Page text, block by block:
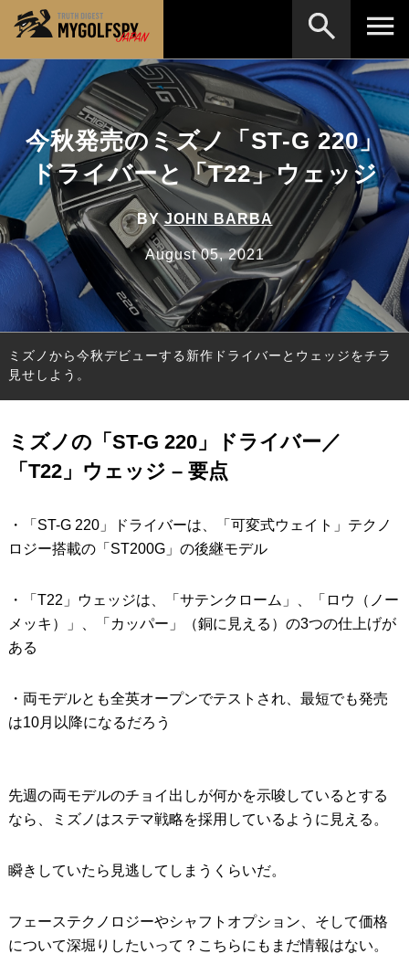
今秋発売のミズノ「ST-G 220」
ドライバーと「T22」ウェッジ
BYJOHN BARBA
August 05, 2021
ミズノから今秋デビューする新作ドライバーとウェッジをチラ
見せしよう。
ミズノの「ST-G 220」ドライバー／
「T22」ウェッジ – 要点
・「ST-G 220」ドライバーは、「可変式ウェイト」テクノ
ロジー搭載の「ST200G」の後継モデル
・「T22」ウェッジは、「サテンクローム」、「ロウ（ノー
メッキ）」、「カッパー」（銅に見える）の3つの仕上げが
ある
・両モデルとも全英オープンでテストされ、最短でも発売
は10月以降になるだろう
先週の両モデルのチョイ出しが何かを示唆しているとする
なら、ミズノはステマ戦略を採用しているように見える。
瞬きしていたら見逃してしまうくらいだ。
フェーステクノロジーやシャフトオプション、そして価格
について深堀りしたいって？こちらにもまだ情報はない。
MOST WANTED テストランキング
NEW RELEASES 新製品情報
HOW TO ゴルフ上達・実践テクニック
LAB テスト・データ検証
Golf News ゴルフニュース
REVIEWS 製品レビュー
DRIVERS ドライバー
FAIRWAY WOODS フェアウェイウッド
HYBRIDS ハイブリッド
IRONS アイアン
WEDGES ウェッジ
PUTTERS パター
OTHER その他
Editor’s Picks 編集部のおすすめ
Our Team 私たちのチーム
ABOUT US MyGolfSpyJapanとは？
※メーカー名やクラブ名など、検索したい事柄を入
力してください。
検索